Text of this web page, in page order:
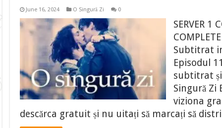
June 16, 2024 O Singură Zi 0
SERVER 1
Subtitrat
Episodul
subtitrat
Singură Zi
viziona
descărca gratuit și nu uitați să marcați să